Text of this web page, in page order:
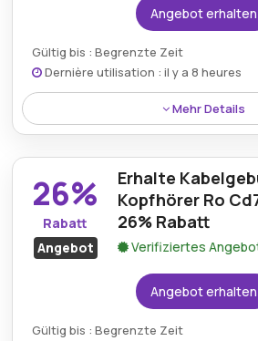
Angebot erhalten
Gültig bis : Begrenzte Zeit
Dernière utilisation : il y a 8 heures
Mehr Details
Sparen Sie 33% auf ein Lightning-
über einen zusätzlichen USB-
verbesserten Ladekomfort und
verfügt.
26%
Rabatt
Angebot
Erhalte
Kopfhörer Ro
26% Rabatt
Verifiziertes
Angebot erhalten
Gültig bis : Begrenzte Zeit